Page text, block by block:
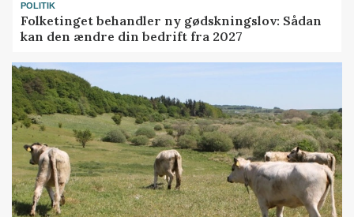
POLITIK
Folketinget behandler ny gødskningslov: Sådan
kan den ændre din bedrift fra 2027